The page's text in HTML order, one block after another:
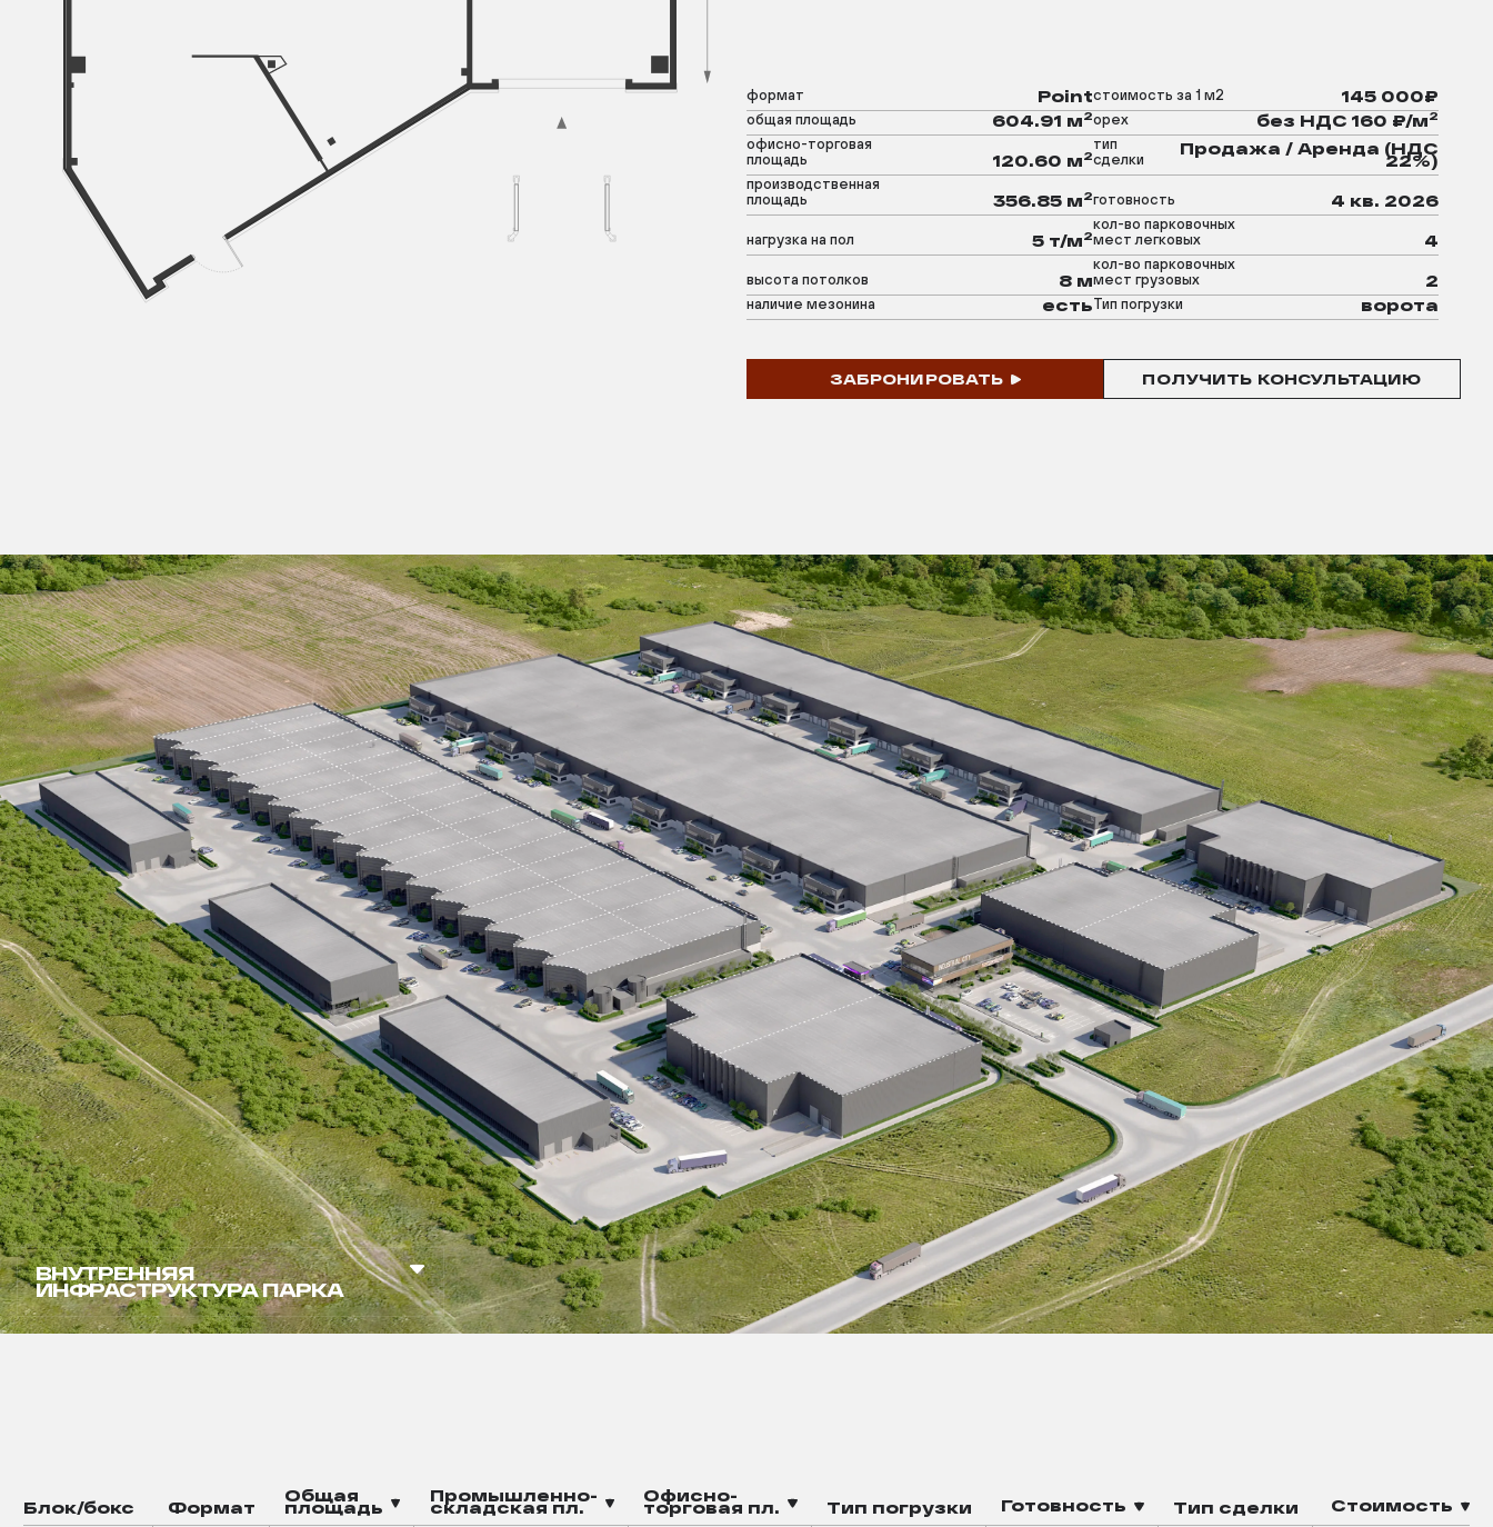
формат Pointстоимость за 1 м2 145 000₽
общая площадь 604.91 м2орех без НДС 160 ₽/м2
офисно-торговая
площадь
120.60 м2
тип
сделки
Продажа / Аренда (НДС
22%)
производственная
площадь
356.85 м2готовность 4 кв. 2026
нагрузка на пол 5 т/м2
кол-во парковочных
мест легковых
4
высота потолков 8 м
кол-во парковочных
мест грузовых
2
наличие мезонина естьТип погрузки ворота
ЗАБРОНИРОВАТЬ ПОЛУЧИТЬ КОНСУЛЬТАЦИЮ
ВНУТРЕННЯЯ
ИНФРАСТРУКТУРА ПАРКА
робот-мойка
электрозаправка
Блок/бокс Формат
Общая
площадь
Промышленно-
складская пл.
Офисно-
торговая пл. Тип погрузки Готовность Тип сделки Стоимость